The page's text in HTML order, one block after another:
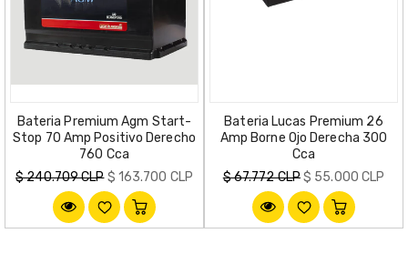
Bateria Premium Agm Start-
Stop 70 Amp Positivo Derecho
760 Cca
Precio
habitual
$ 240.709 CLP $ 163.700 CLP
Bateria Lucas Premium 26
Amp Borne Ojo Derecha 300
Cca
Precio
habitual
$ 67.772 CLP$ 55.000 CLP